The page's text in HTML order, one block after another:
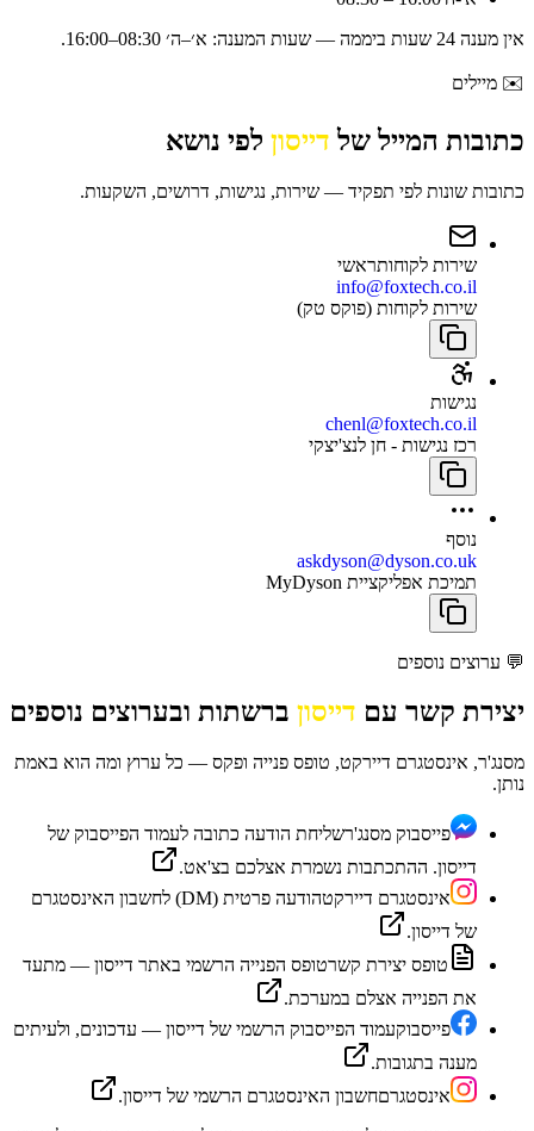
אין מענה 24 שעות ביממה — שעות המענה:
א׳–ה׳ 08:30–16:00 .
✉️ מיילים
כתובות המייל של דייסון לפי נושא
כתובות שונות לפי תפקיד — שירות, נגישות, דרושים, השקעות.
שירות לקוחותראשי
info@foxtech.co.il
שירות לקוחות (פוקס טק)
נגישות
chenl@foxtech.co.il
רכז נגישות - חן לנצ'יצקי
נוסף
askdyson@dyson.co.uk
תמיכת אפליקציית MyDyson
💬 ערוצים נוספים
יצירת קשר עם דייסון ברשתות ובערוצים נוספים
מסנג'ר, אינסטגרם דיירקט, טופס פנייה ופקס — כל ערוץ ומה הוא באמת
נותן.
פייסבוק מסנג'רשליחת הודעה כתובה לעמוד הפייסבוק של
דייסון. ההתכתבות נשמרת אצלכם בצ'אט.
אינסטגרם דיירקט
הודעה פרטית (DM) לחשבון האינסטגרם
של דייסון.
טופס יצירת קשרטופס הפנייה הרשמי באתר דייסון — מתעד
את הפנייה אצלם במערכת.
פייסבוקעמוד הפייסבוק הרשמי של דייסון — עדכונים, ולעיתים
מענה בתגובות.
אינסטגרםחשבון האינסטגרם הרשמי של דייסון.